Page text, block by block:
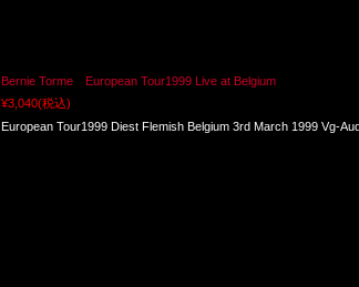
Bernie Torme European Tour1999 Live at Belgium
¥3,040(税込)
European Tour1999 Diest Flemish Belgium 3rd March 1999 Vg-